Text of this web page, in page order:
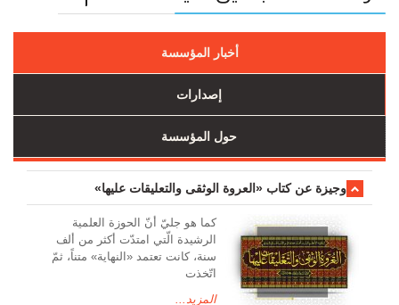
أخبار المؤسسة
إصدارات
حول المؤسسة
وجیزة عن کتاب «العروة الوثقی والتعلیقات علیها»
کما هو جليّ أنّ الحوزة العلمیة
الرشیدة الّتي امتدّت أكثر من ألف
سنة، كانت تعتمد «النهاية» متناً، ثمّ
اتّخذت
المزيد...